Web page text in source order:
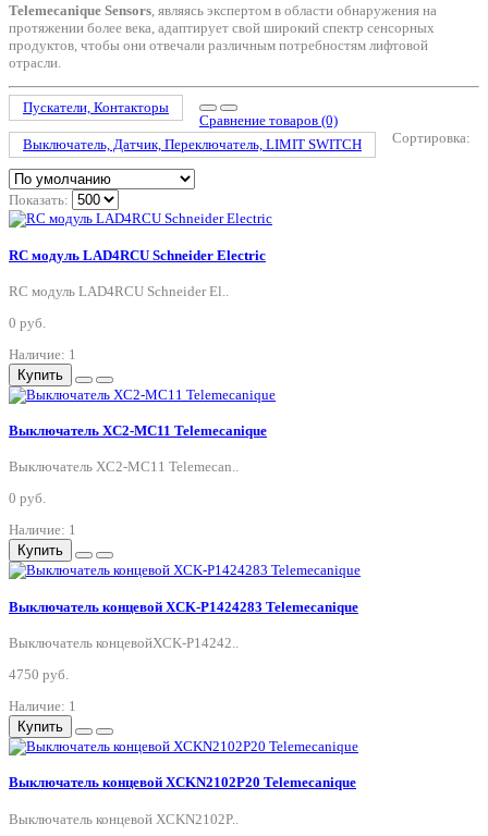
Telemecanique Sensors , являясь экспертом в области обнаружения на
протяжении более века, адаптирует свой широкий спектр сенсорных
продуктов, чтобы они отвечали различным потребностям лифтовой
отрасли.
Пускатели, Контакторы
Выключатель, Датчик, Переключатель, LIMIT SWITCH
Сравнение товаров (0)
Сортировка:
Показать:
RC модуль LAD4RCU Schneider Electric
RC модуль LAD4RCU Schneider El..
0 руб.
Наличие: 1
Купить
Выключатель XC2-MC11 Telemecanique
Выключатель XC2-MC11 Telemecan..
0 руб.
Наличие: 1
Купить
Выключатель концевой XCK-P1424283 Telemecanique
Выключатель концевойXCK-P14242..
4750 руб.
Наличие: 1
Купить
Выключатель концевой XCKN2102P20 Telemecanique
Выключатель концевой XCKN2102P..